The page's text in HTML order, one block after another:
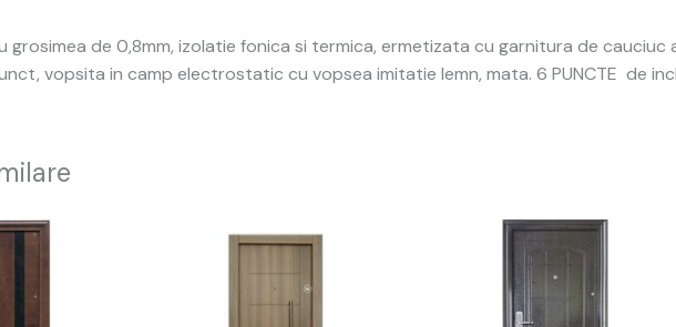
grosimea de 0,8mm, izolatie fonica si termica, ermetizata cu garnitura de
vopsita in camp electrostatic cu vopsea imitatie lemn, mata. 6 PUNCTE de